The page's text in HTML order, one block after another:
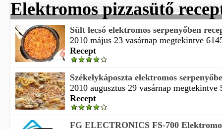
Elektromos pizzasütő
Sült lecsó elektromos serpenyőben
2010 május 23 vasárnap megtekintve
Recept
Székelykáposzta elektromos
2010 augusztus 29 vasárnap megtekintve
Recept
FG ELECTRONICS FS-700